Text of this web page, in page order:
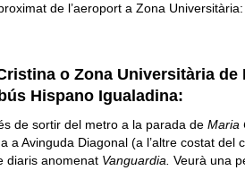
de l’aeroport a Zona
o Zona Universitària
Hispano Igualadina:
de sortir del metro a la parada de Maria
a Avinguda Diagonal (a l’altre costat del
diaris anomenat Vanguardia. Veurà una